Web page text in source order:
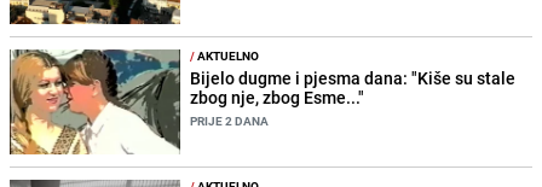
/AKTUELNO
Bijelo dugme i pjesma dana: "Kiše su stale
zbog nje, zbog Esme..."
PRIJE 2 DANA